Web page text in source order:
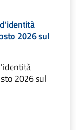
2026 sul
2026 sul